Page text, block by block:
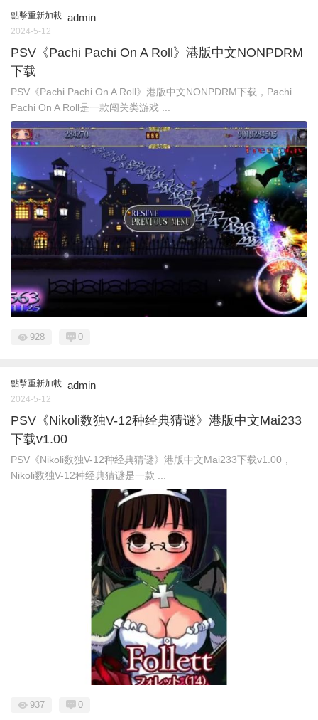
點擊重新加載 admin
2024-5-12
PSV《Pachi Pachi On A Roll》港版中文NONPDRM
下载
PSV《Pachi Pachi On A Roll》港版中文NONPDRM下载，Pachi
Pachi On A Roll是一款闯关类游戏 ...
928 0
點擊重新加載 admin
2024-5-12
PSV《Nikoli数独V-12种经典猜谜》港版中文Mai233
下载v1.00
PSV《Nikoli数独V-12种经典猜谜》港版中文Mai233下载v1.00，
Nikoli数独V-12种经典猜谜是一款 ...
937 0